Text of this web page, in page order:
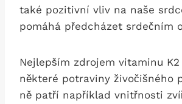
také pozitivní vliv na naše
pomáhá předcházet srdečním
Nejlepším zdrojem vitaminu
některé potraviny živočišného
ně patří například vnitřnosti